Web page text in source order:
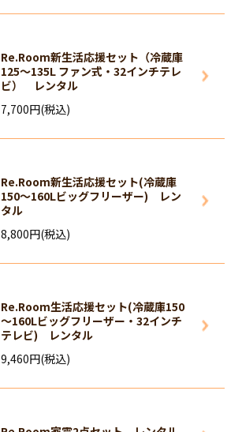
Re.Room新生活応援セット（冷蔵庫
125～135L ファン式・32インチテレ
ビ） レンタル
7,700円(税込)
Re.Room新生活応援セット(冷蔵庫
150～160Lビッグフリーザー) レン
タル
8,800円(税込)
Re.Room生活応援セット(冷蔵庫150
～160Lビッグフリーザー・32インチ
テレビ) レンタル
9,460円(税込)